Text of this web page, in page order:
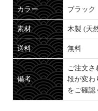
カラー ブラック
素材 木製 (天
送料 無料
備考
ご注文さ
段が変わ
をご確認